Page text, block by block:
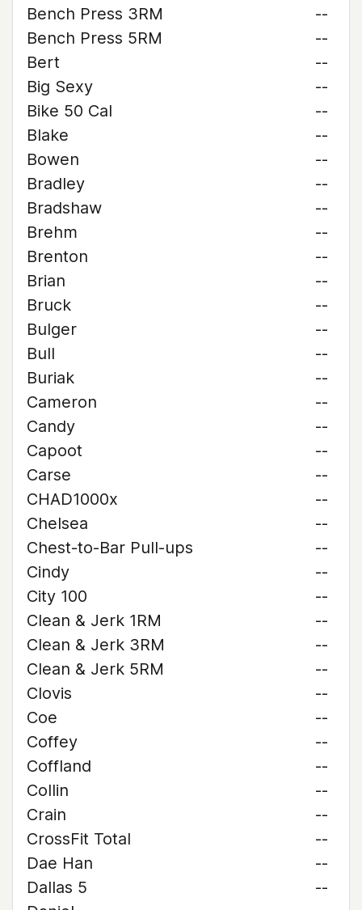
Bench Press 3RM
--
Bench Press 5RM
--
Bert
--
Big Sexy
--
Bike 50 Cal
--
Blake
--
Bowen
--
Bradley
--
Bradshaw
--
Brehm
--
Brenton
--
Brian
--
Bruck
--
Bulger
--
Bull
--
Buriak
--
Cameron
--
Candy
--
Capoot
--
Carse
--
CHAD1000x
--
Chelsea
--
Chest-to-Bar Pull-ups
--
Cindy
--
City 100
--
Clean & Jerk 1RM
--
Clean & Jerk 3RM
--
Clean & Jerk 5RM
--
Clovis
--
Coe
--
Coffey
--
Coffland
--
Collin
--
Crain
--
CrossFit Total
--
Dae Han
--
Dallas 5
--